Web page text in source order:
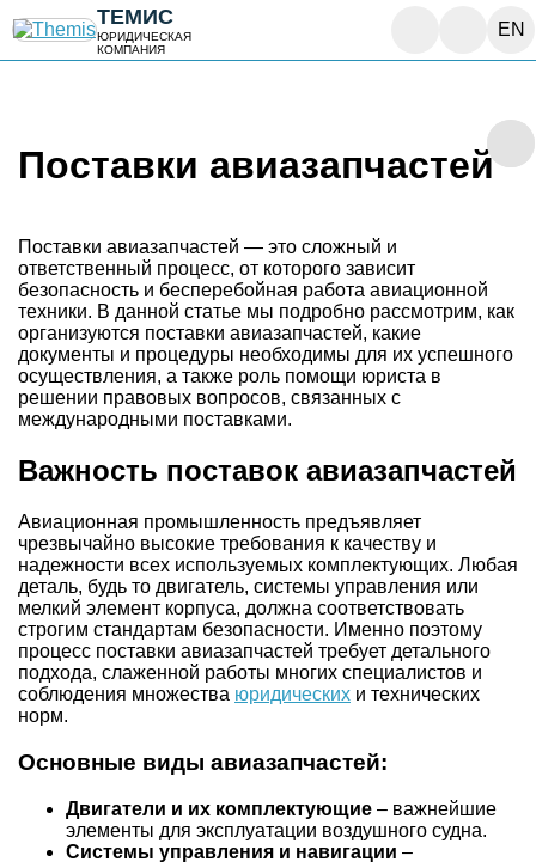
ТЕМИС
ЮРИДИЧЕСКАЯ
КОМПАНИЯ
EN
Поставки авиазапчастей
Поставки авиазапчастей — это сложный и
ответственный процесс, от которого зависит
безопасность и бесперебойная работа авиационной
техники. В данной статье мы подробно рассмотрим, как
организуются поставки авиазапчастей, какие
документы и процедуры необходимы для их успешного
осуществления, а также роль помощи юриста в
решении правовых вопросов, связанных с
международными поставками.
Важность поставок авиазапчастей
Авиационная промышленность предъявляет
чрезвычайно высокие требования к качеству и
надежности всех используемых комплектующих. Любая
деталь, будь то двигатель, системы управления или
мелкий элемент корпуса, должна соответствовать
строгим стандартам безопасности. Именно поэтому
процесс поставки авиазапчастей требует детального
подхода, слаженной работы многих специалистов и
соблюдения множества юридических и технических
норм.
Основные виды авиазапчастей:
Двигатели и их комплектующие – важнейшие
элементы для эксплуатации воздушного судна.
Системы управления и навигации –